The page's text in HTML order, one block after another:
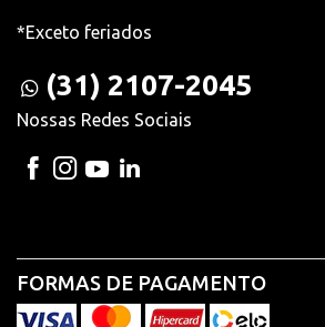
*Exceto feriados
(31) 2107-2045
Nossas Redes Sociais
FORMAS DE PAGAMENTO